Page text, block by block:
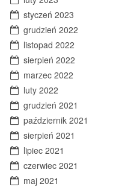
styczeń 2023
grudzień 2022
listopad 2022
sierpień 2022
marzec 2022
luty 2022
grudzień 2021
październik 2021
sierpień 2021
lipiec 2021
czerwiec 2021
maj 2021